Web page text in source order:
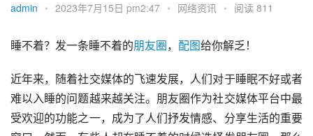
admin • 2023年7月15日 pm2:47 • 网络资讯 • 阅读 811
睡不着？发一条睡不着的朋友圈， 配图给你解乏！
近年来，随着社交媒体的飞速发展，人们对于睡眠不好或者
难以入睡的问题越来越关注。朋友圈作为社交媒体平台中最
受欢迎的功能之一，成为了人们抒发情感、分享生活的重要